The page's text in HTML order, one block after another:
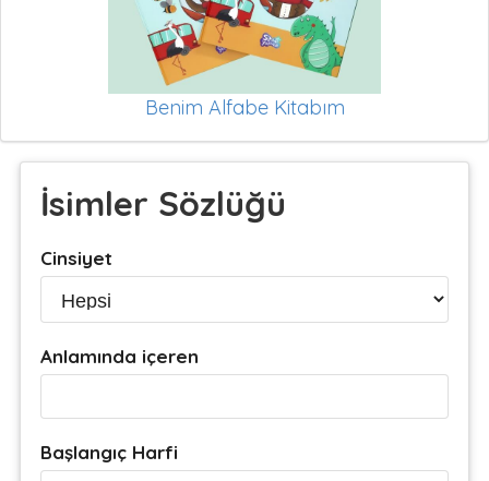
Benim Alfabe Kitabım
İsimler Sözlüğü
Cinsiyet
Anlamında içeren
Başlangıç Harfi